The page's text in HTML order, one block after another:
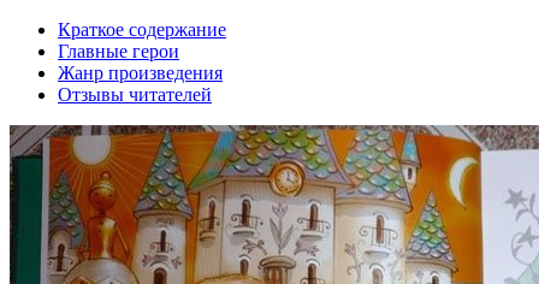
Краткое содержание
Главные герои
Жанр произведения
Отзывы читателей